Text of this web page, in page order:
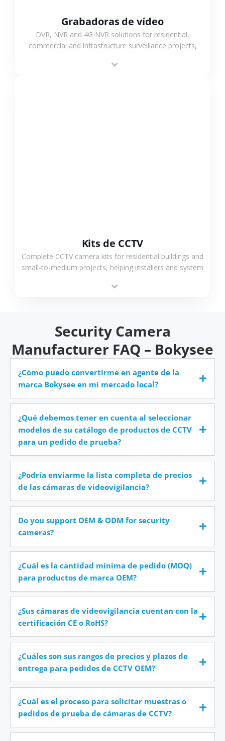
Grabadoras de vídeo
DVR, NVR and 4G NVR solutions for residential,
commercial and infrastructure surveillance projects,
Kits de CCTV
Complete CCTV camera kits for residential buildings and
small-to-medium projects, helping installers and system
time.
Security Camera
Manufacturer FAQ – Bokysee
¿Cómo puedo convertirme en agente de la
marca Bokysee en mi mercado local?
¿Qué debemos tener en cuenta al seleccionar
modelos de su catálogo de productos de CCTV
para un pedido de prueba?
¿Podría enviarme la lista completa de precios
de las cámaras de videovigilancia?
Do you support OEM & ODM for security
cameras?
¿Cuál es la cantidad mínima de pedido (MOQ)
para productos de marca OEM?
¿Sus cámaras de videovigilancia cuentan con la
certificación CE o RoHS?
¿Cuáles son sus rangos de precios y plazos de
entrega para pedidos de CCTV OEM?
¿Cuál es el proceso para solicitar muestras o
pedidos de prueba de cámaras de CCTV?